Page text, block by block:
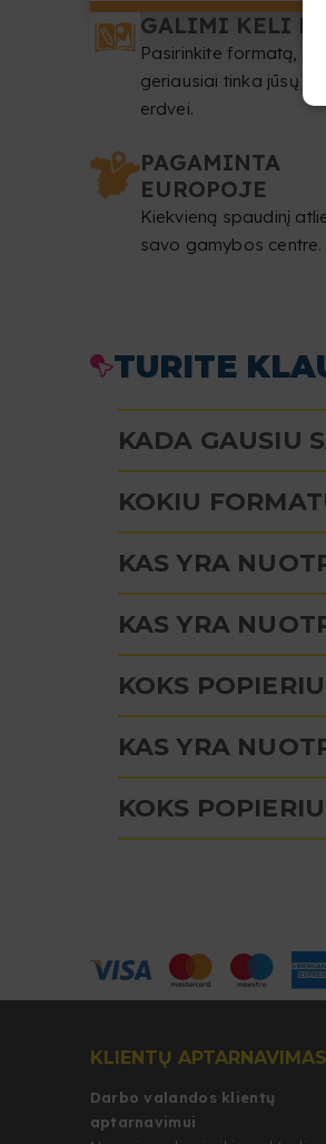
GALIMI KELI
Pasirinkite formatą,
geriausiai tinka jūsų
erdvei.
PAGAMINTA
EUROPOJE
Kiekvieną spaudinį
savo gamybos centre.
TURITE
KADA GAUSIU
KOKIU
KAS YRA
KAS YRA
KOKS
KAS YRA
KOKS
KLIENTŲ APTARNAVIMAS
Darbo valandos klientų
aptarnavimui